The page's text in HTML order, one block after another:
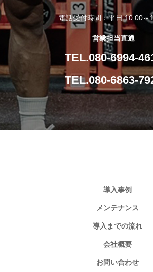
電話受付時間：平日 10:00～
営業担当直通
TEL.080-6994-
TEL.080-6863-
導入事例
メンテナンス
導入までの流れ
会社概要
お問い合わせ